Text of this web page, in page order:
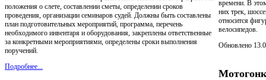
положения о слете, составлении сметы, определении сроков
проведения, организации семинаров судей. Должны быть составлены
план подготовительных мероприятий, программа, перечень
необходимого инвентаря и оборудования, закреплены ответственные
за конкретными мероприятиями, определены сроки выполнения
поручений.
Подробнее...
времени. В
них трек,
относится
велосипедов.
Обновлено